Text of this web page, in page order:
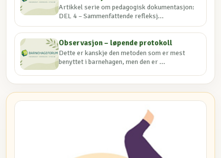
Artikkel serie om pedagogisk dokumentasjon:
DEL 4 – Sammenfattende refleksj...
Observasjon – løpende protokoll
Dette er kanskje den metoden som er mest
benyttet i barnehagen, men den er ...